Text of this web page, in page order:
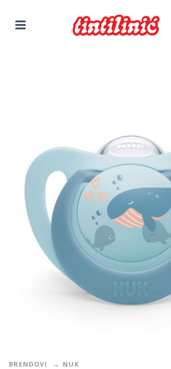
BRENDOVI NUK